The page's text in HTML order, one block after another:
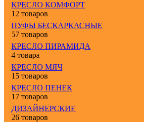
КРЕСЛО КОМФОРТ
12 товаров
ПУФЫ БЕСКАРКАСНЫЕ
57 товаров
КРЕСЛО ПИРАМИДА
4 товара
КРЕСЛО МЯЧ
15 товаров
КРЕСЛО ПЕНЕК
17 товаров
ДИЗАЙНЕРСКИЕ
26 товаров